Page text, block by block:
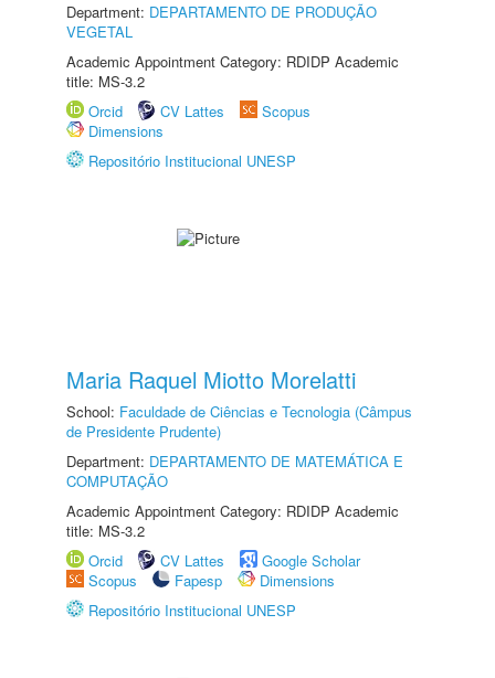
Department: DEPARTAMENTO DE PRODUÇÃO
VEGETAL
Academic Appointment Category: RDIDP Academic
title: MS-3.2
Orcid
CV Lattes
Scopus
Dimensions
Repositório Institucional UNESP
Maria Raquel Miotto Morelatti
School: Faculdade de Ciências e Tecnologia (Câmpus
de Presidente Prudente)
Department: DEPARTAMENTO DE MATEMÁTICA E
COMPUTAÇÃO
Academic Appointment Category: RDIDP Academic
title: MS-3.2
Orcid
CV Lattes
Google Scholar
Scopus
Fapesp
Dimensions
Repositório Institucional UNESP